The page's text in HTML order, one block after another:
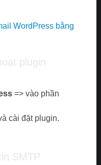
WordPress bằng
plugin
=> vào phần
cài đặt plugin.
SMTP